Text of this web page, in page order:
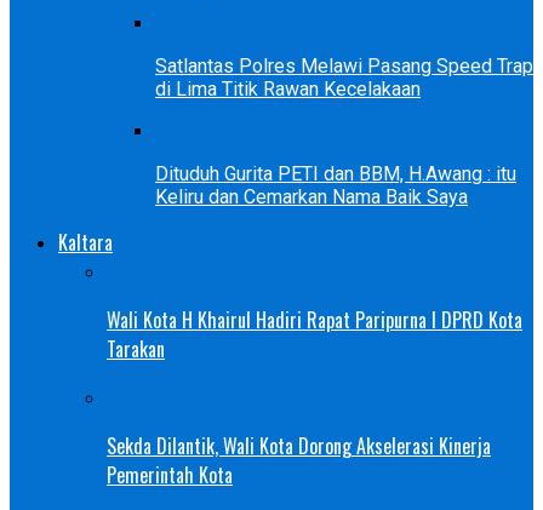
Satlantas Polres Melawi Pasang Speed Trap
di Lima Titik Rawan Kecelakaan
Dituduh Gurita PETI dan BBM, H.Awang : itu
Keliru dan Cemarkan Nama Baik Saya
Kaltara
Wali Kota H Khairul Hadiri Rapat Paripurna I DPRD Kota
Tarakan
Sekda Dilantik, Wali Kota Dorong Akselerasi Kinerja
Pemerintah Kota